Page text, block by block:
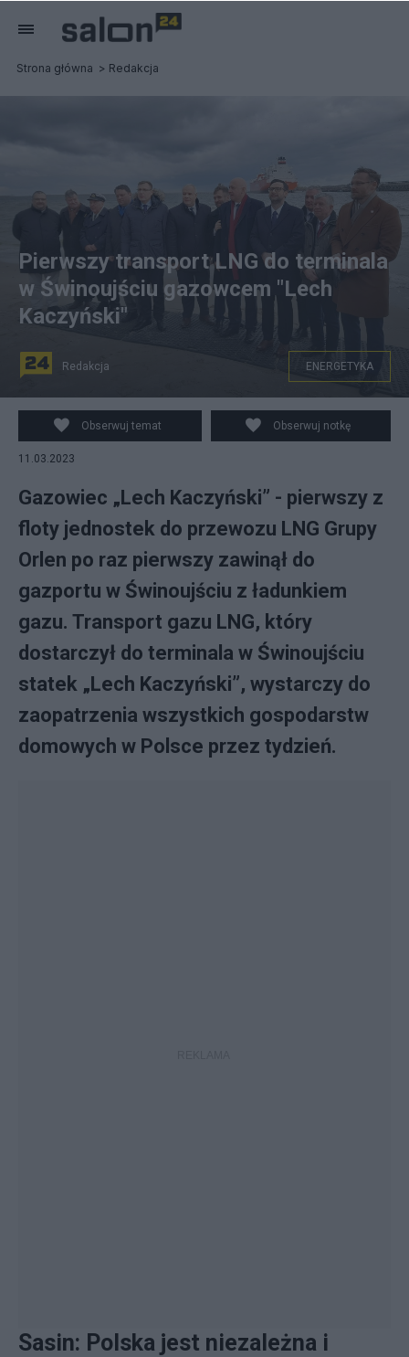
Strona główna Redakcja
W tle gazowiec "Lech Kaczyński", fot. Salon24
Pierwszy transport LNG do terminala
w Świnoujściu gazowcem "Lech
Kaczyński"
Redakcja ENERGETYKA
Obserwuj temat Obserwuj notkę
11.03.2023
Gazowiec „Lech Kaczyński” - pierwszy z
floty jednostek do przewozu LNG Grupy
Orlen po raz pierwszy zawinął do
gazportu w Świnoujściu z ładunkiem
gazu. Transport gazu LNG, który
dostarczył do terminala w Świnoujściu
statek „Lech Kaczyński”, wystarczy do
zaopatrzenia wszystkich gospodarstw
domowych w Polsce przez tydzień.
Sasin: Polska jest niezależna i